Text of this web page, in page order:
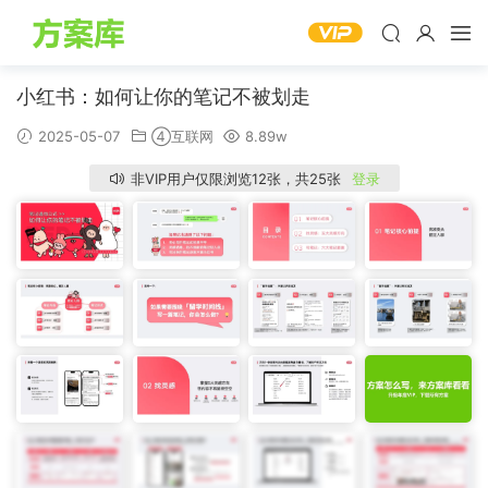
小红书：如何让你的笔记不被划走
2025-05-07 ④互联网 8.89w
非VIP用户仅限浏览12张，共25张 登录